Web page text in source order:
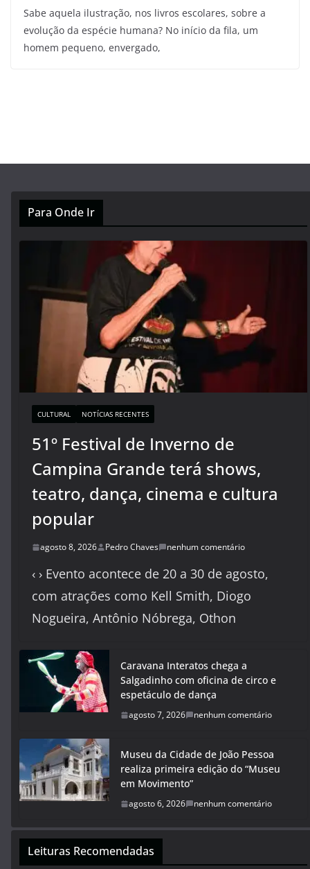
Sabe aquela ilustração, nos livros escolares, sobre a
evolução da espécie humana? No início da fila, um
homem pequeno, envergado,
Para Onde Ir
CULTURAL NOTÍCIAS RECENTES
51º Festival de Inverno de
Campina Grande terá shows,
teatro, dança, cinema e cultura
popular
agosto 8, 2026 Pedro Chaves nenhum comentário
‹ › Evento acontece de 20 a 30 de agosto,
com atrações como Kell Smith, Diogo
Nogueira, Antônio Nóbrega, Othon
Caravana Interatos chega a
Salgadinho com oficina de circo e
espetáculo de dança
agosto 7, 2026 nenhum comentário
Museu da Cidade de João Pessoa
realiza primeira edição do “Museu
em Movimento”
agosto 6, 2026 nenhum comentário
Leituras Recomendadas